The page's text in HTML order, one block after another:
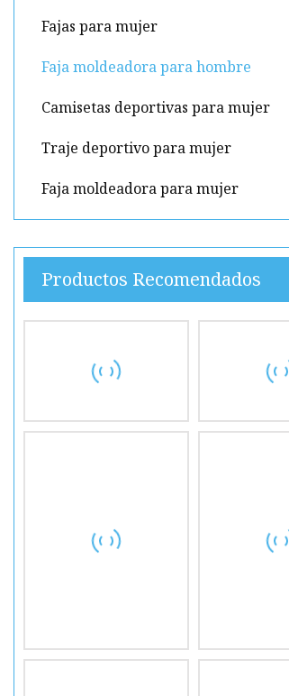
Fajas para mujer
Faja moldeadora para hombre
Camisetas deportivas para mujer
Traje deportivo para mujer
Faja moldeadora para mujer
Productos Recomendados